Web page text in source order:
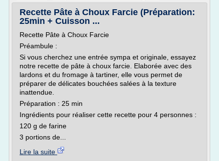
Recette Pâte à Choux Farcie (Préparation:
25min + Cuisson ...
Recette Pâte à Choux Farcie
Préambule :
Si vous cherchez une entrée sympa et originale, essayez
notre recette de pâte à choux farcie. Elaborée avec des
lardons et du fromage à tartiner, elle vous permet de
préparer de délicates bouchées salées à la texture
inattendue.
Préparation : 25 min
Ingrédients pour réaliser cette recette pour 4 personnes :
120 g de farine
3 portions de...
Lire la suite